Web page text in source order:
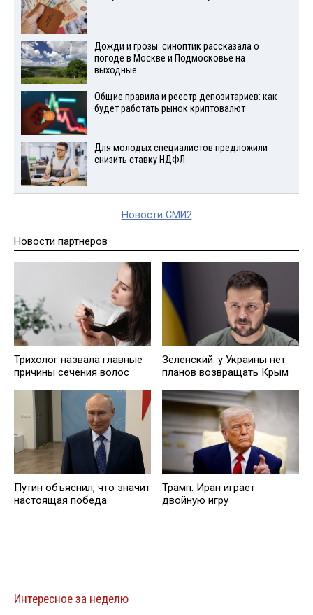
Дожди и грозы: синоптик рассказала о
погоде в Москве и Подмосковье на
выходные
Общие правила и реестр депозитариев: как
будет работать рынок криптовалют
Для молодых специалистов предложили
снизить ставку НДФЛ
Новости СМИ2
Новости партнеров
Трихолог назвала главные
причины сечения волос
Зеленский: у Украины нет
планов возвращать Крым
Путин объяснил, что значит
настоящая победа
Трамп: Иран играет
двойную игру
Интересное за неделю